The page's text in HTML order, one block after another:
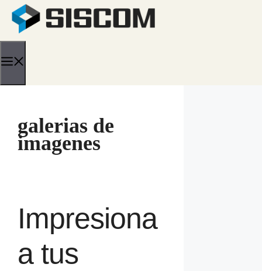
Saltar
contenido
galerias de
imagenes
Impresiona
a tus